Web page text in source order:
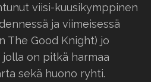
viisi-kuusikymppinen
ja viimeisessä
The Good Knight) jo
on pitkä harmaa
sekä huono ryhti.